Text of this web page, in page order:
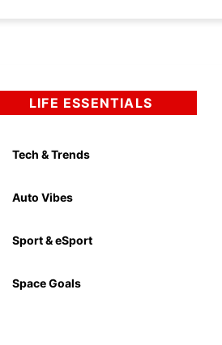
LIFE ESSENTIALS
Tech & Trends
Auto Vibes
Sport & eSport
Space Goals